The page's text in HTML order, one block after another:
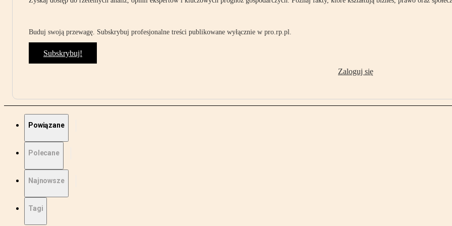
Buduj swoją przewagę. Subskrybuj profesjonalne treści publikowane wyłącznie w pro.rp.pl.
Subskrybuj!
Zaloguj się
Powiązane
Polecane
Najnowsze
Tagi